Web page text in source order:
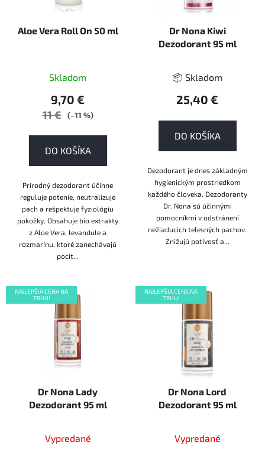
Aloe Vera Roll On 50 ml
Skladom
9,70 €
11 € (–11 %)
DO KOŠÍKA
Prírodný dezodorant účinne
reguluje potenie, neutralizuje
pach a rešpektuje fyziológiu
pokožky. Obsahuje bio extrakty
z Aloe Vera, levandule a
rozmarínu, ktoré zanechávajú
pocit...
Dr Nona Kiwi
Dezodorant 95 ml
📦 Skladom
25,40 €
DO KOŠÍKA
Dezodorant je dnes základným
hygienickým prostriedkom
každého človeka. Dezodoranty
Dr. Nona sú účinnými
pomocníkmi v odstránení
nežiaducich telesných pachov.
Znižujú potivosť a...
NAJLEPŠIA CENA NA
TRHU!
Dr Nona Lady
Dezodorant 95 ml
Vypredané
NAJLEPŠIA CENA NA
TRHU!
Dr Nona Lord
Dezodorant 95 ml
Vypredané